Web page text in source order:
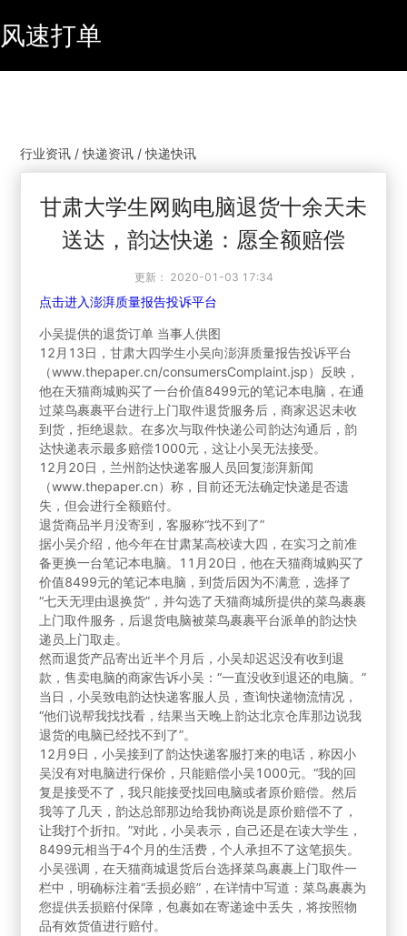
风速打单
行业资讯 / 快递资讯 / 快递快讯
甘肃大学生网购电脑退货十余天未
送达，韵达快递：愿全额赔偿
更新： 2020-01-03 17:34
点击进入澎湃质量报告投诉平台
小吴提供的退货订单 当事人供图
12月13日，甘肃大四学生小吴向澎湃质量报告投诉平台
（www.thepaper.cn/consumersComplaint.jsp）反映，
他在天猫商城购买了一台价值8499元的笔记本电脑，在通
过菜鸟裹裹平台进行上门取件退货服务后，商家迟迟未收
到货，拒绝退款。在多次与取件快递公司韵达沟通后，韵
达快递表示最多赔偿1000元，这让小吴无法接受。
12月20日，兰州韵达快递客服人员回复澎湃新闻
（www.thepaper.cn）称，目前还无法确定快递是否遗
失，但会进行全额赔付。
退货商品半月没寄到，客服称“找不到了”
据小吴介绍，他今年在甘肃某高校读大四，在实习之前准
备更换一台笔记本电脑。11月20日，他在天猫商城购买了
价值8499元的笔记本电脑，到货后因为不满意，选择了
“七天无理由退换货”，并勾选了天猫商城所提供的菜鸟裹裹
上门取件服务，后退货电脑被菜鸟裹裹平台派单的韵达快
递员上门取走。
然而退货产品寄出近半个月后，小吴却迟迟没有收到退
款，售卖电脑的商家告诉小吴：“一直没收到退还的电脑。”
当日，小吴致电韵达快递客服人员，查询快递物流情况，
“他们说帮我找找看，结果当天晚上韵达北京仓库那边说我
退货的电脑已经找不到了”。
12月9日，小吴接到了韵达快递客服打来的电话，称因小
吴没有对电脑进行保价，只能赔偿小吴1000元。“我的回
复是接受不了，我只能接受找回电脑或者原价赔偿。然后
我等了几天，韵达总部那边给我协商说是原价赔偿不了，
让我打个折扣。”对此，小吴表示，自己还是在读大学生，
8499元相当于4个月的生活费，个人承担不了这笔损失。
小吴强调，在天猫商城退货后台选择菜鸟裹裹上门取件一
栏中，明确标注着“丢损必赔”，在详情中写道：菜鸟裹裹为
您提供丢损赔付保障，包裹如在寄递途中丢失，将按照物
品有效货值进行赔付。